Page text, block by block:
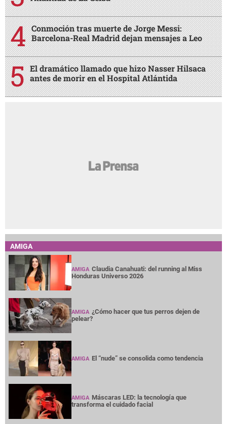
Conmoción tras muerte de Jorge Messi:
Barcelona-Real Madrid dejan mensajes a Leo
El dramático llamado que hizo Nasser Hilsaca
antes de morir en el Hospital Atlántida
AMIGA
AMIGA Claudia Canahuati: del running al Miss
Honduras Universo 2026
AMIGA ¿Cómo hacer que tus perros dejen de
pelear?
AMIGA El “nude” se consolida como tendencia
AMIGA Máscaras LED: la tecnología que
transforma el cuidado facial